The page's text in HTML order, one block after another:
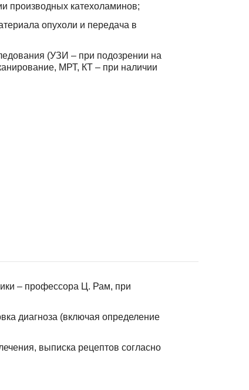
производных катехоламинов;
опухоли и передача в
(УЗИ – при подозрении на
МРТ, КТ – при наличии
– профессора Ц. Рам, при
диагноза (включая определение
выписка рецептов согласно